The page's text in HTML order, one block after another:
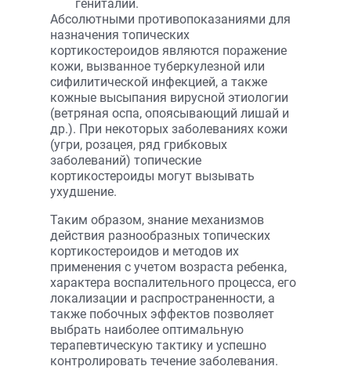
гениталий.
Абсолютными противопоказаниями для
назначения топических
кортикостероидов являются поражение
кожи, вызванное туберкулезной или
сифилитической инфекцией, а также
кожные высыпания вирусной этиологии
(ветряная оспа, опоясывающий лишай и
др.). При некоторых заболеваниях кожи
(угри, розацея, ряд грибковых
заболеваний) топические
кортикостероиды могут вызывать
ухудшение.
Таким образом, знание механизмов
действия разнообразных топических
кортикостероидов и методов их
применения с учетом возраста ребенка,
характера воспалительного процесса, его
локализации и распространенности, а
также побочных эффектов позволяет
выбрать наиболее оптимальную
терапевтическую тактику и успешно
контролировать течение заболевания.